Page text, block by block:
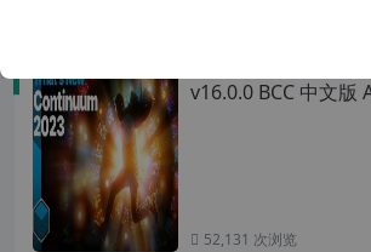
v16.0.0 BCC 中文版
52,131 次浏览